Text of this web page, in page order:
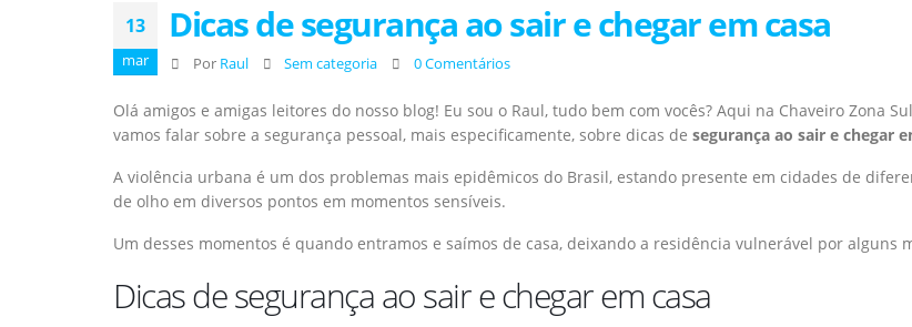
13
mar
Dicas de segurança ao sair e chegar em casa
Por Raul Sem categoria 0 Comentários
Olá amigos e amigas leitores do nosso blog! Eu sou o Raul, tudo bem com vocês? Aqui na Chaveiro Zona
vamos falar sobre a segurança pessoal, mais especificamente, sobre dicas de segurança ao sair e chegar
A violência urbana é um dos problemas mais epidêmicos do Brasil, estando presente em cidades de
de olho em diversos pontos em momentos sensíveis.
Um desses momentos é quando entramos e saímos de casa, deixando a residência vulnerável por alguns
Dicas de segurança ao sair e chegar em casa